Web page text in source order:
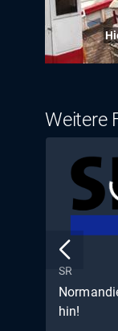
Weitere
SR
hin!